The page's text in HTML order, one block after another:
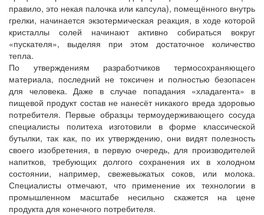
правило, это некая палочка или капсула), помещённого внутрь
грелки, начинается экзотермическая реакция, в ходе которой
кристаллы солей начинают активно собираться вокруг
«пускателя», выделяя при этом достаточное количество
тепла.
По утверждениям разработчиков термосохраняющего
материала, последний не токсичен и полностью безопасен
для человека. Даже в случае попадания «хладагента» в
пищевой продукт состав не нанесёт никакого вреда здоровью
потребителя. Первые образцы термоудерживающего сосуда
специалисты политеха изготовили в форме классической
бутылки, так как, по их утверждению, они видят полезность
своего изобретения, в первую очередь, для производителей
напитков, требующих долгого сохранения их в холодном
состоянии, например, свежевыжатых соков, или молока.
Специалисты отмечают, что применение их технологии в
промышленном масштабе несильно скажется на цене
продукта для конечного потребителя.